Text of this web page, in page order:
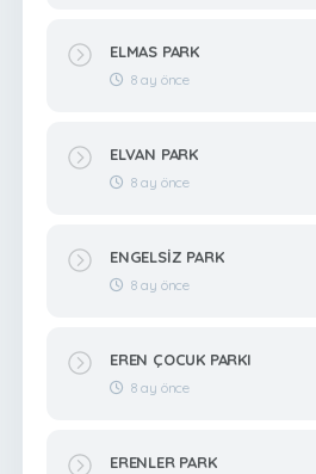
ELMAS PARK
8 ay önce
ELVAN PARK
8 ay önce
ENGELSİZ PARK
8 ay önce
EREN ÇOCUK PARKI
8 ay önce
ERENLER PARK